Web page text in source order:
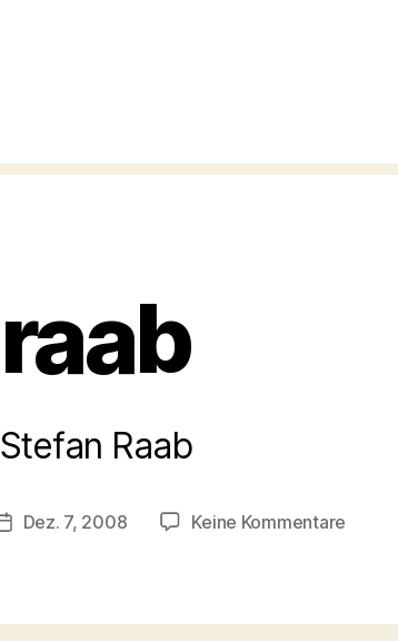
raab
Stefan Raab
Veröffentlichungsdatum
Dez. 7, 2008 Keine Kommentare